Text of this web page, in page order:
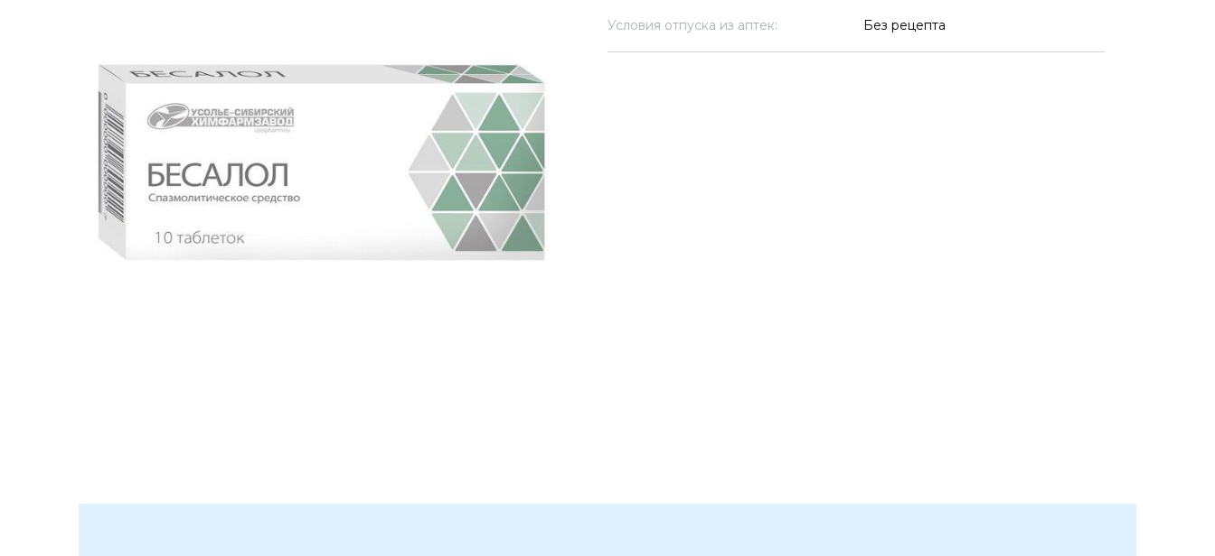
Условия отпуска из аптек: Без рецепта